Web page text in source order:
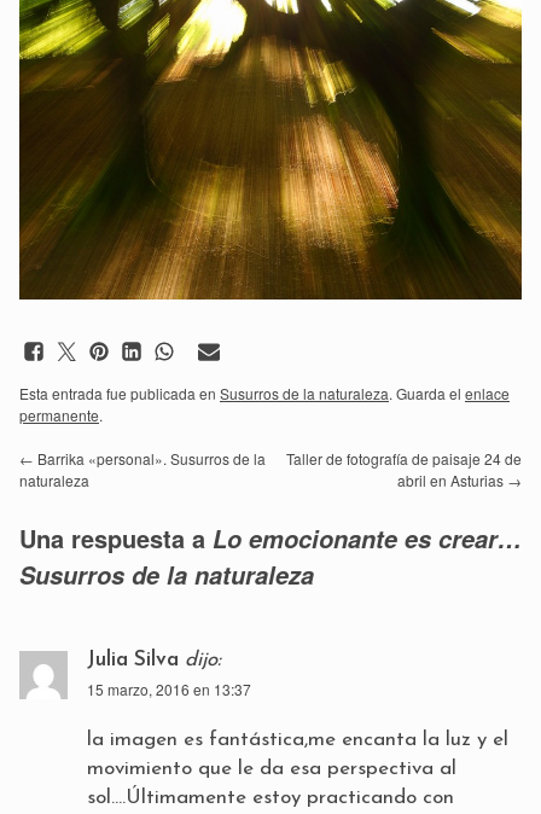
Esta entrada fue publicada en Susurros de la naturaleza. Guarda el enlace
permanente.
← Barrika «personal». Susurros de la
naturaleza
Taller de fotografía de paisaje 24 de
abril en Asturias →
Una respuesta a Lo emocionante es crear…
Susurros de la naturaleza
Julia Silva dijo:
15 marzo, 2016 en 13:37
la imagen es fantástica,me encanta la luz y el
movimiento que le da esa perspectiva al
sol….Últimamente estoy practicando con